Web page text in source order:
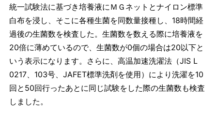
統一試験法に基づき培養液にＭＧネットとナイロン標準
白布を浸し、そこに各種生菌を同数量接種し、18時間経
過後の生菌数を検査した。生菌数を数える際に培養液を
20倍に薄めているので、生菌数が0個の場合は20以下と
いう表示になります。さらに、高温加速洗濯法（JIS L
0217、103号、JAFET標準洗剤を使用）により洗濯を10
回と50回行ったあとに同じ試験をした際の生菌数も検査
しました。